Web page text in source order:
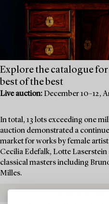
Explore the catalogue
best of the best
Live auction: December 10–12,
In total, 13 lots exceeding one
auction demonstrated a
market for works by female
Cecilia Edefalk, Lotte
classical masters including
Milles.